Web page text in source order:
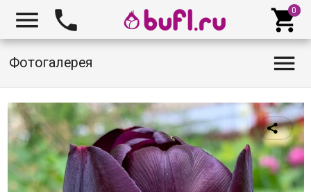
  
Фотогалерея 